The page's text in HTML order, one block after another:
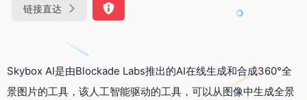
链接直达
Skybox AI是由Blockade Labs推出的AI在线生成和合成360°全
景图片的工具，该人工智能驱动的工具，可以从图像中生成全景